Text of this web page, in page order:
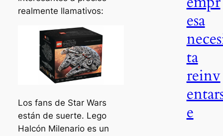
realmente llamativos:
Los fans de Star Wars
están de suerte. Lego
Halcón Milenario es un
esa
ta
reinv
e